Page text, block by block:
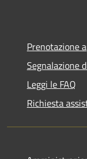
Prenotazione
Segnalazione
Leggi le FAQ
Richiesta